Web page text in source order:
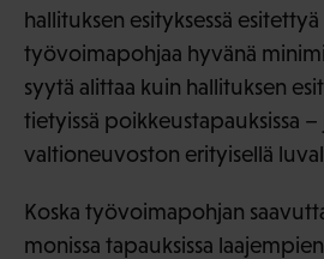
hallituksen esityksessä
työvoimapohjaa hyvänä
syytä alittaa kuin hallituksen
tietyissä poikkeustapauksissa –
valtioneuvoston erityisellä
Koska työvoimapohjan
monissa tapauksissa